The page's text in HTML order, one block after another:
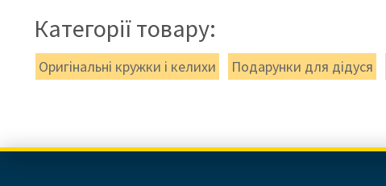
Категорії товару:
Оригінальні кружки і келихи Подарунки для дідуся